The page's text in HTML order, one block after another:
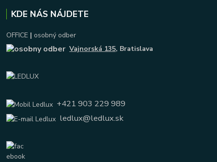
KDE NÁS NÁJDETE
OFFICE | osobný odber
Vajnorská 135, Bratislava
+421 903 229 989
ledlux@ledlux.sk